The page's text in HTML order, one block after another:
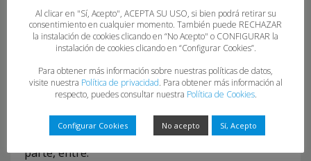
García (Gijón)
10:00 h– Partido por el 4.º y 5.º puesto:Auto-
Covadonga
A continuación, se disputará eltriangular por el
título, con partidos de media hora a una sola
parte, entre:
Al clicar en "Sí, Acepto", ACEPTA SU USO, si bien podrá retirar su
consentimiento en cualquier momento. También puede RECHAZAR
la instalación de cookies clicando en “No Acepto" o CONFIGURAR la
instalación de cookies clicando en “Configurar Cookies”.
Para obtener más información sobre nuestras políticas de datos,
visite nuestra Política de privacidad. Para obtener más información al
respecto, puedes consultar nuestra Política de Cookies.
Configurar Cookies No acepto Sí, Acepto